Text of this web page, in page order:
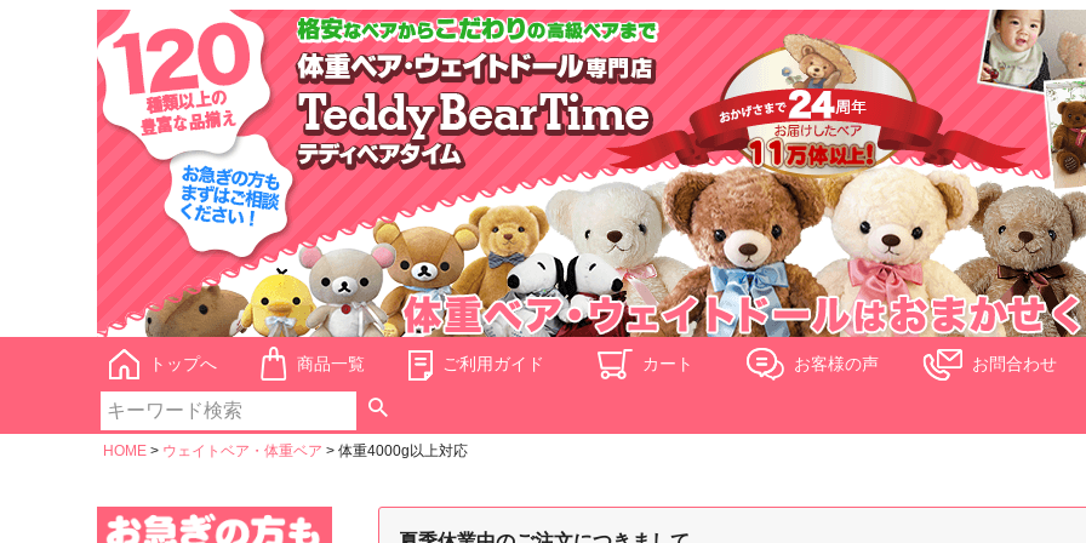
トップへ 商品一覧 ご利用ガイド カート お客様の声 お問合わせ
HOME ウェイトベア・体重ベア 体重4000g以上対応